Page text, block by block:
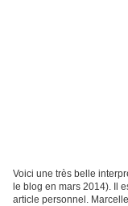
Voici une très belle
le blog en mars 2014). Il
article personnel.